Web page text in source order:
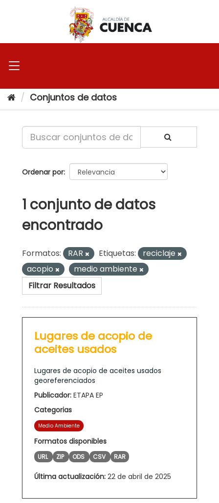
Conjuntos de datos
Ordenar por
1 conjunto de datos
encontrado
Formatos: RAR Etiquetas:
reciclaje
acopio
medio ambiente
Filtrar Resultados
Lugares de acopio de
aceites usados
Lugares de acopio de aceites usados
georeferenciados
Publicador: ETAPA EP
Categorias
Medio Ambiente
Formatos disponibles
URL ZIP ODS CSV RAR
Última actualización: 22 de abril de 2025